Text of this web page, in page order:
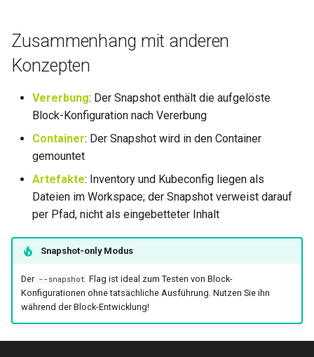
Zusammenhang mit anderen
Konzepten
Vererbung: Der Snapshot enthält die aufgelöste
Block-Konfiguration nach Vererbung
Container: Der Snapshot wird in den Container
gemountet
Artefakte: Inventory und Kubeconfig liegen als
Dateien im Workspace; der Snapshot verweist darauf
per Pfad, nicht als eingebetteter Inhalt
Snapshot-only Modus
Der --snapshot Flag ist ideal zum Testen von Block-
Konfigurationen ohne tatsächliche Ausführung. Nutzen Sie ihn
während der Block-Entwicklung!